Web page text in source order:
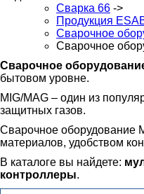
Сварка 66 ->
Продукция
Сварочное
Сварочное
Сварочное
бытовом уровне.
MIG/MAG – один из
защитных газов.
Сварочное оборудование
материалов, удобством
В каталоге вы найдете:
контроллеры.